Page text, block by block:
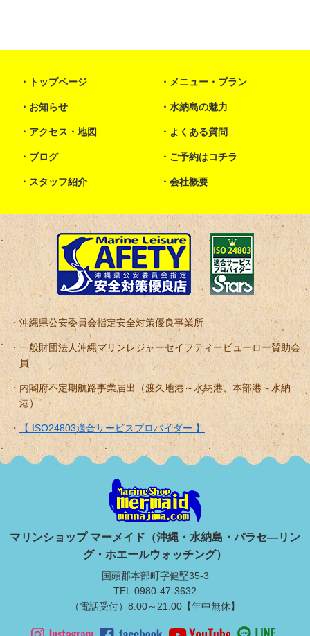
トップページ メニュー・プラン
お知らせ 水納島の魅力
アクセス・地図 よくある質問
ブログ ご予約はコチラ
スタッフ紹介 会社概要
沖縄県公安委員会指定安全対策優良事業所
一般財団法人沖縄マリンレジャーセイフティービューロー賛助会
員
内閣府不定期航路事業届出（渡久地港～水納港、本部港～水納
港）
【 ISO24803適合サービスプロバイダー 】
マリンショップ マーメイド（沖縄・水納島・パラセ―リン
グ・ホエールウォッチング）
国頭郡本部町字健堅35-3
TEL:0980-47-3632
（電話受付）8:00～21:00【年中無休】